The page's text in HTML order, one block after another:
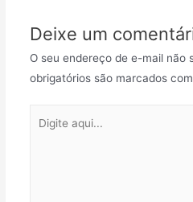
Deixe um
O seu endereço de e-mail não
obrigatórios são marcados com